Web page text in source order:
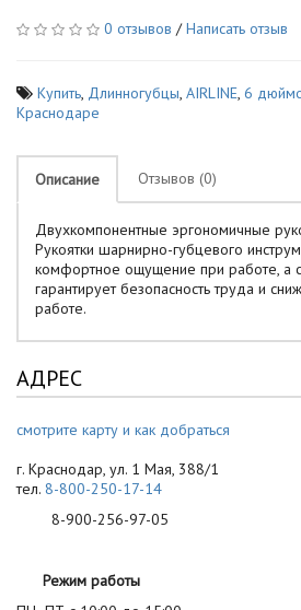
0 отзывов /Написать отзыв
Купить, Длинногубцы, AIRLINE, 6
Краснодаре
Описание Отзывов (0)
Двухкомпонентные эргономичные
Рукоятки шарнирно-губцевого
комфортное ощущение при работе, а
гарантирует безопасность труда и
работе.
АДРЕС
смотрите карту и как добраться
г. Краснодар, ул. 1 Мая, 388/1
тел. 8-800-250-17-14
8-900-256-97-05
Режим работы